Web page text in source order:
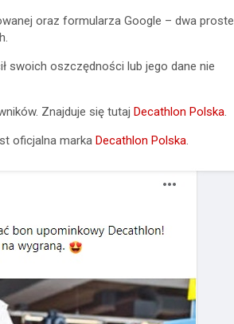
oraz formularza Google – dwa proste
swoich oszczędności lub jego dane nie
Znajduje się tutaj Decathlon Polska.
oficjalna marka Decathlon Polska.